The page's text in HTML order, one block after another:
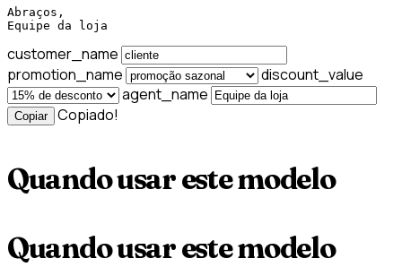
Abraços,
Equipe da loja
customer_name
promotion_name
discount_value
agent_name
Copiar Copiado!
Quando usar este modelo
Quando usar este modelo